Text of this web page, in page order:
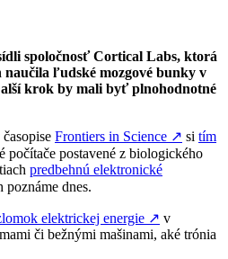
spoločnosť Cortical Labs, ktorá
ľudské mozgové bunky v
krok by mali byť plnohodnotné
Frontiers in Science ↗ si tím
počítače postavené z biologického
predbehnú elektronické
poznáme dnes.
elektrickej energie ↗ v
či bežnými mašinami, aké trónia